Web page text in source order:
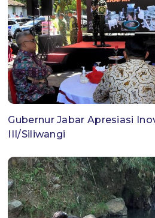
Gubernur Jabar Apresiasi
III/Siliwangi